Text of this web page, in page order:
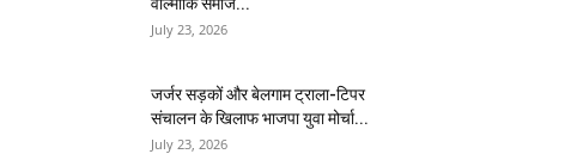
July 23, 2026
जर्जर सड़कों और बेलगाम ट्राला-टिपर
संचालन के खिलाफ भाजपा युवा मोर्चा...
July 23, 2026